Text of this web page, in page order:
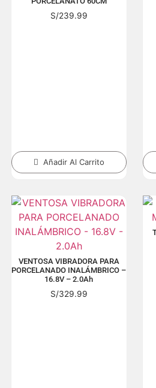
S/239.99
Añadir Al Carrito
VENTOSA VIBRADORA PARA
PORCELANADO INALÁMBRICO –
16.8V – 2.0Ah
S/329.99